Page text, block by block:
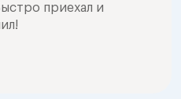
приехал и